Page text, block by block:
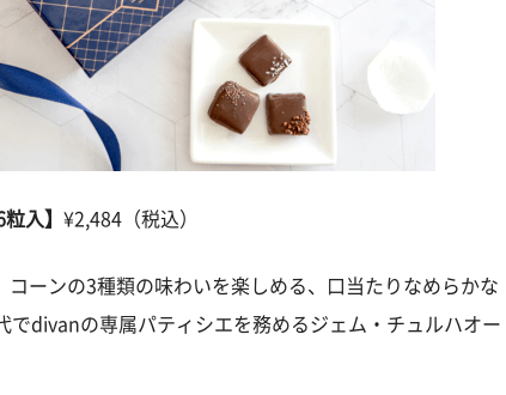
入】 ¥2,484（税込）
コーンの3種類の味わいを楽しめる、口当たりなめらかな
でdivanの専属パティシエを務めるジェム・チュルハオー